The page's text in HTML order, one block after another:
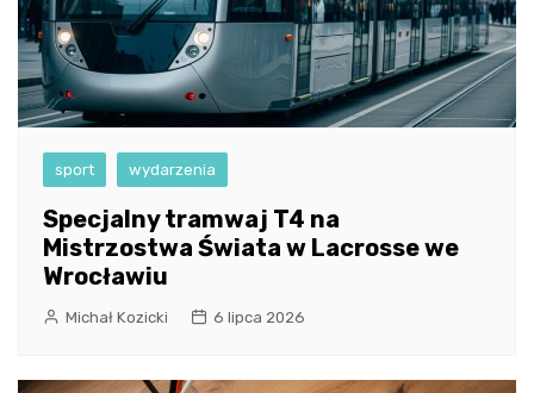
sport wydarzenia
Specjalny tramwaj T4 na
Mistrzostwa Świata w Lacrosse we
Wrocławiu
Michał Kozicki 6 lipca 2026